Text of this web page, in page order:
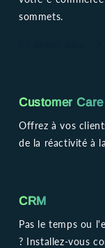
sommets.
Customer Care
Offrez à vos
de la réactivité à
CRM
Pas le temps ou
? Installez-vous